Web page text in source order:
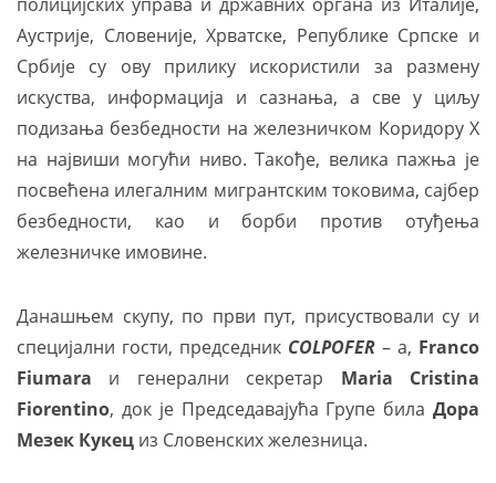
Аустрије, Словеније, Хрватске, Републике Српске и
Србије су ову прилику искористили за размену
искуства, информација и сазнања, а све у циљу
подизања безбедности на железничком Коридору Х
на највиши могући ниво. Такође, велика пажња је
посвећена илегалним мигрантским токовима, сајбер
безбедности, као и борби против отуђења
железничке имовине.
Данашњем скупу, по први пут, присуствовали су и
специјални гости, председник COLPOFER – а, Franco
Fiumara и генерални секретар Maria Cristina
Fiorentino, док је Председавајућа Групе била Дора
Мезек Кукец из Словенских железница.